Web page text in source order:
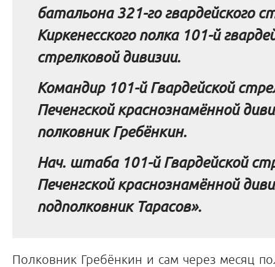
батальона 321-го гвардейского
Киркенесского полка 101-й
стрелковой дивизии.
Командир 101-й Гвардейской
Печенгской краснознамённой
полковник Гребёнкин.
Нач. штаба 101-й Гвардейской
Печенгской краснознамённой
подполковник Тарасов».
Полковник Гребёнкин и сам через месяц